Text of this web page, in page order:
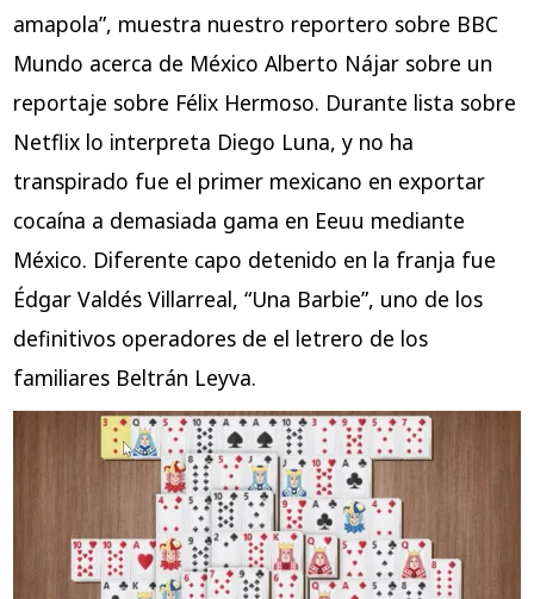
amapola”, muestra nuestro reportero sobre BBC
Mundo acerca de México Alberto Nájar sobre un
reportaje sobre Félix Hermoso. Durante lista sobre
Netflix lo interpreta Diego Luna, y no ha
transpirado fue el primer mexicano en exportar
cocaína a demasiada gama en Eeuu mediante
México. Diferente capo detenido en la franja fue
Édgar Valdés Villarreal, “Una Barbie”, uno de los
definitivos operadores de el letrero de los
familiares Beltrán Leyva.